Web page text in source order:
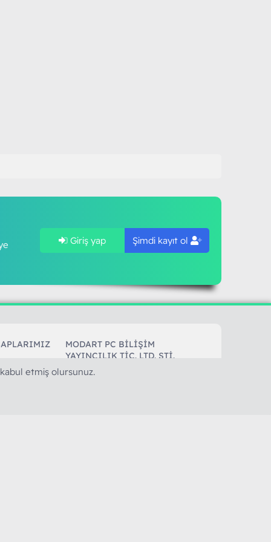
Giriş yap Şimdi kayıt ol
MODART PC BILIŞIM
YAYINCILIK TİC. LTD. ŞTİ.
mail :iletisim@modartpc.com
etmiş olursunuz.